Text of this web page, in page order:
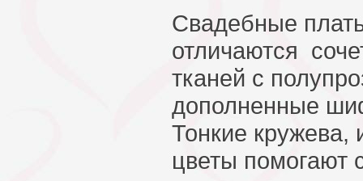
Свадебные
отличаются
тканей с
дополненные
Тонкие
цветы помогают